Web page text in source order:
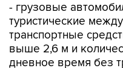
- грузовые
туристические
транспортные
выше 2,6 м и
дневное время без